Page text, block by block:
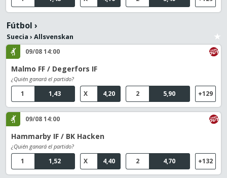
Fútbol ›
Suecia › Allsvenskan
09/08 14:00
Malmo FF / Degerfors IF
¿Quién ganará el partido?
1,43
1 4,20
X 5,90
2 +129
09/08 14:00
Hammarby IF / BK Hacken
¿Quién ganará el partido?
1,52
1 4,40
X 4,70
2 +132